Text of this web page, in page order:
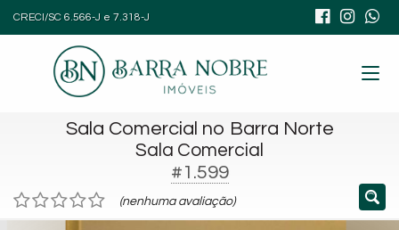
CRECI/SC 6.566-J e 7.318-J
Sala Comercial no Barra Norte
Sala Comercial
#1.599
(nenhuma avaliação)